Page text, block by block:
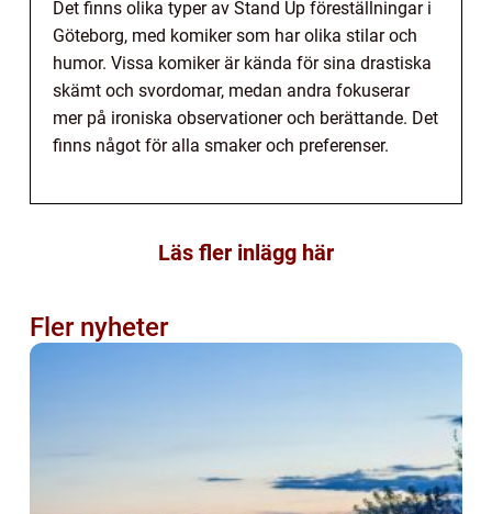
Det finns olika typer av Stand Up föreställningar i
Göteborg, med komiker som har olika stilar och
humor. Vissa komiker är kända för sina drastiska
skämt och svordomar, medan andra fokuserar
mer på ironiska observationer och berättande. Det
finns något för alla smaker och preferenser.
Läs fler inlägg här
Fler nyheter